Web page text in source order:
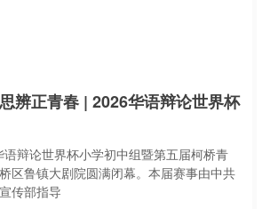
辨正青春 | 2026华语辩论世界杯
辩论世界杯小学初中组暨第五届柯桥青
区鲁镇大剧院圆满闭幕。本届赛事由中共
传部指导